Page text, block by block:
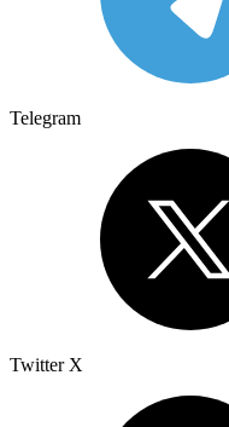
Telegram
Twitter X